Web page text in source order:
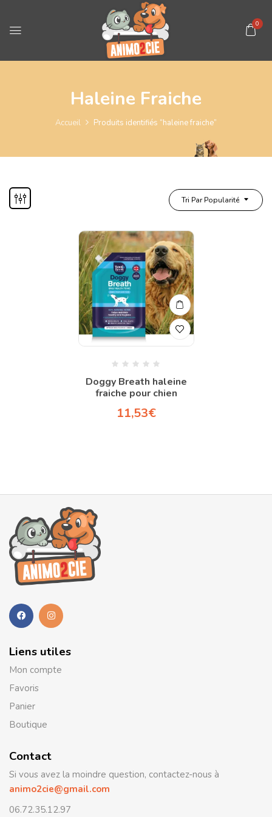
0
Haleine Fraiche
Accueil Produits identifiés “haleine fraiche”
Tri Par Popularité
Doggy Breath haleine
fraiche pour chien
11,53€
Liens utiles
Mon compte
Favoris
Panier
Boutique
Contact
Si vous avez la moindre question, contactez-nous à
animo2cie@gmail.com
06.72.35.12.97